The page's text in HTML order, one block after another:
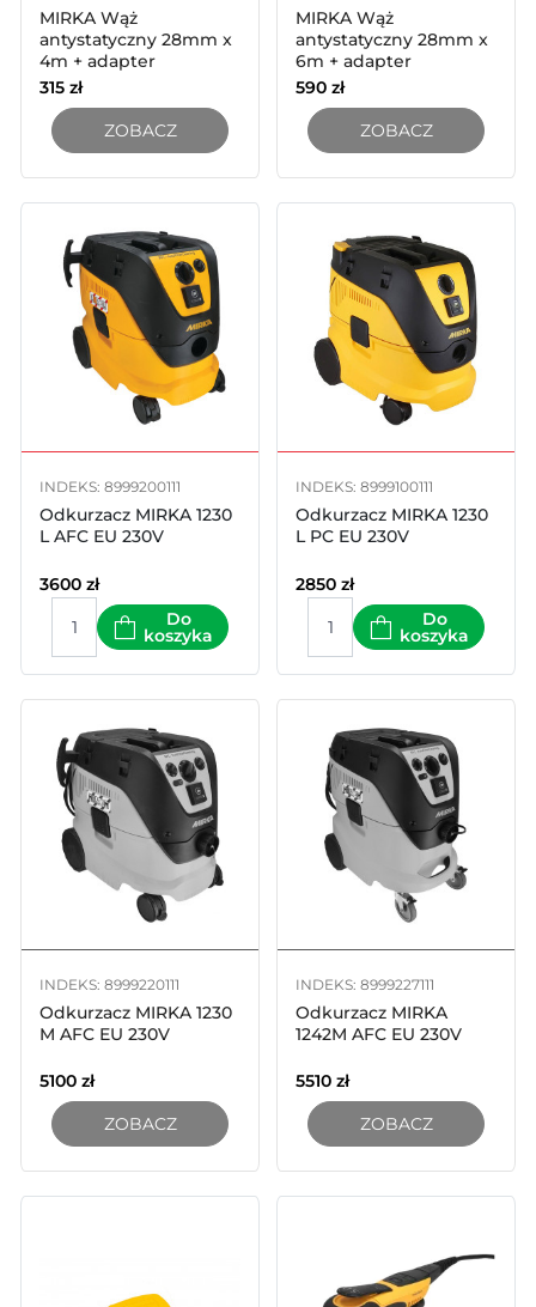
MIRKA Wąż
antystatyczny 28mm x
4m + adapter
315 zł
ZOBACZ
MIRKA Wąż
antystatyczny 28mm x
6m + adapter
590 zł
ZOBACZ
INDEKS: 8999200111
Odkurzacz MIRKA 1230
L AFC EU 230V
3600 zł
Do
koszyka
INDEKS: 8999100111
Odkurzacz MIRKA 1230
L PC EU 230V
2850 zł
Do
koszyka
INDEKS: 8999220111
Odkurzacz MIRKA 1230
M AFC EU 230V
5100 zł
ZOBACZ
INDEKS: 8999227111
Odkurzacz MIRKA
1242M AFC EU 230V
5510 zł
ZOBACZ